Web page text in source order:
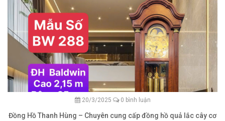
20/3/2025 0 bình luận
Đồng Hồ Thanh Hùng – Chuyên cung cấp đồng hồ quả lắc cây cơ